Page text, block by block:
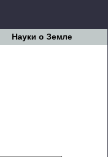
Науки о Земле